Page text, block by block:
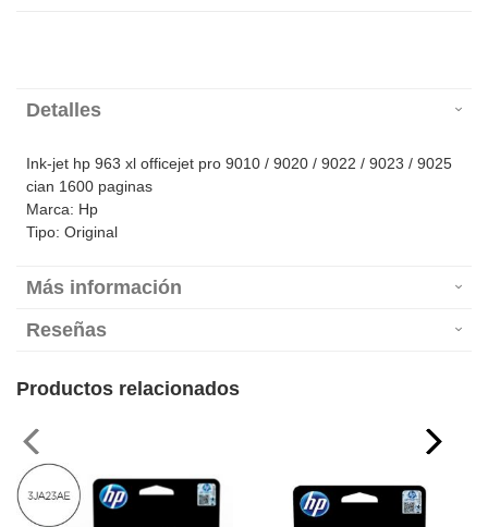
Detalles
Ink-jet hp 963 xl officejet pro 9010 / 9020 / 9022 / 9023 / 9025
cian 1600 paginas
Marca: Hp
Tipo: Original
Más información
Reseñas
Productos relacionados